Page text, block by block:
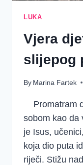
LUKA
Vjera
slijepog
By Marina Fartek
Promatram
sobom kao da
je Isus,
koja dio puta
riječi. Stižu